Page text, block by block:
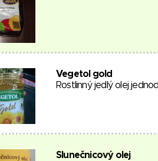
Vegetol gold
Rostlinný jedlý olej
Slunečnicový olej